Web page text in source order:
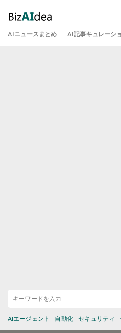
AIニュースまとめ AI記事キュレーシ
AIエージェント 自動化 セキュリティ